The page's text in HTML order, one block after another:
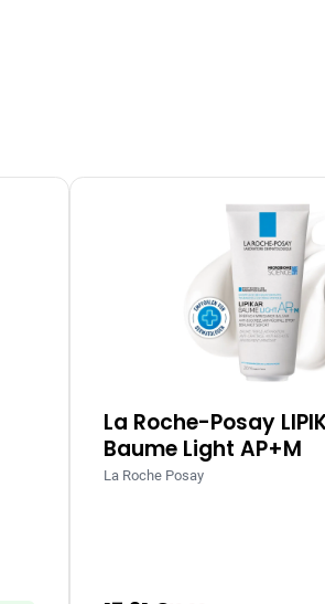
La Roche-Posay
Baume Light AP+M
La Roche Posay